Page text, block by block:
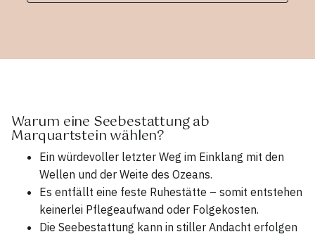
Warum eine Seebestattung ab
Marquartstein wählen?
Ein würdevoller letzter Weg im Einklang mit den
Wellen und der Weite des Ozeans.
Es entfällt eine feste Ruhestätte – somit entstehen
keinerlei Pflegeaufwand oder Folgekosten.
Die Seebestattung kann in stiller Andacht erfolgen